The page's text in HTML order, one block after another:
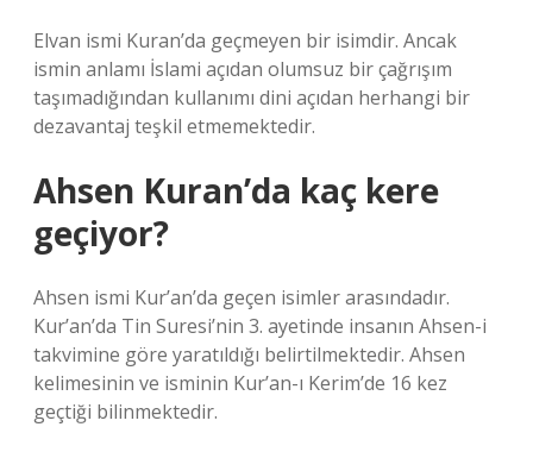
Elvan ismi Kuran’da geçmeyen bir isimdir. Ancak
ismin anlamı İslami açıdan olumsuz bir çağrışım
taşımadığından kullanımı dini açıdan herhangi bir
dezavantaj teşkil etmemektedir.
Ahsen Kuran’da kaç kere
geçiyor?
Ahsen ismi Kur’an’da geçen isimler arasındadır.
Kur’an’da Tin Suresi’nin 3. ayetinde insanın Ahsen-i
takvimine göre yaratıldığı belirtilmektedir. Ahsen
kelimesinin ve isminin Kur’an-ı Kerim’de 16 kez
geçtiği bilinmektedir.